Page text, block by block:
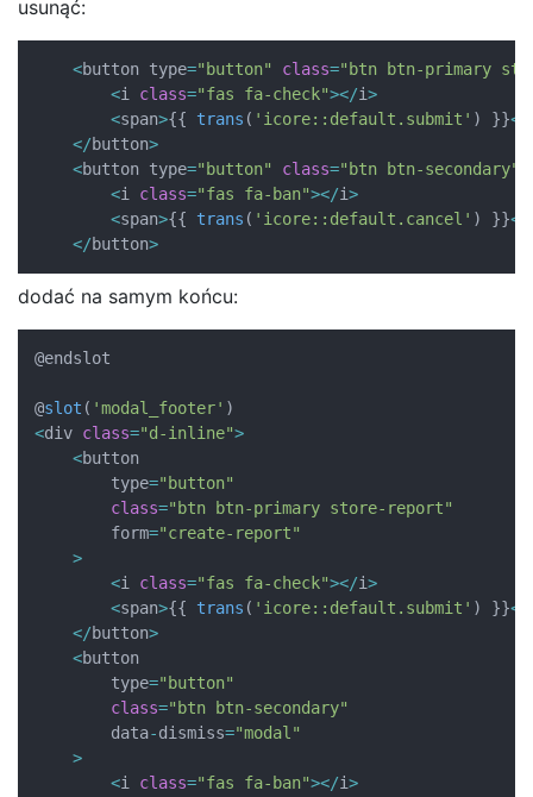
usunąć:
<button type="button" class="btn btn-primary
<i class="fas fa-check"></i>
<span>{{ trans ( 'icore::default.submit' ) }}<
</button>
<button type="button" class="btn btn-secondary"
<i class="fas fa-ban"></i>
<span>{{ trans ( 'icore::default.cancel' ) }}<
</button>
dodać na samym końcu:
@endslot
@slot ( 'modal_footer' )
<div class="d-inline">
<button
        type
="button"
class="btn btn-primary store-report"
        form
="create-report"
>
<i class="fas fa-check"></i>
<span>{{ trans ( 'icore::default.submit' ) }}<
</button>
<button
        type
="button"
class="btn btn-secondary"
        data
-dismiss="modal"
>
<i class="fas fa-ban"></i>